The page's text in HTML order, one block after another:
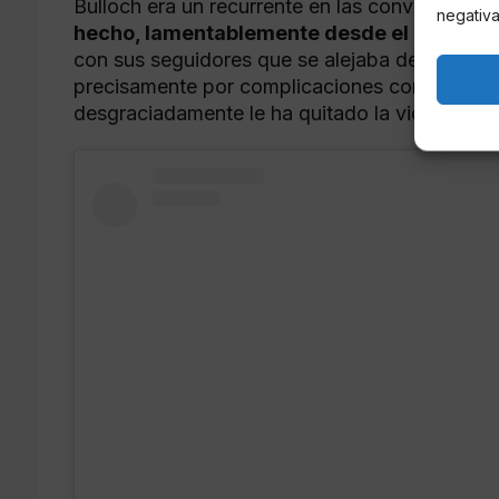
Bulloch era un recurrente en las
hecho, lamentablemente desde el 2018a
con sus seguidores que se alejaba de este
precisamente por complicaciones con la
desgraciadamente le ha quitado la vida.